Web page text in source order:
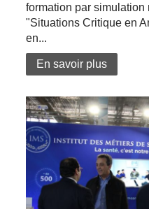
formation par
"Situations Critique en
en...
En savoir plus